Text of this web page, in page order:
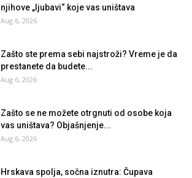
njihove „ljubavi“ koje vas uništava
Aug 6, 2026
Zašto ste prema sebi najstroži? Vreme je da
prestanete da budete...
Aug 6, 2026
Zašto se ne možete otrgnuti od osobe koja
vas uništava? Objašnjenje...
Aug 6, 2026
Hrskava spolja, sočna iznutra: Čupava